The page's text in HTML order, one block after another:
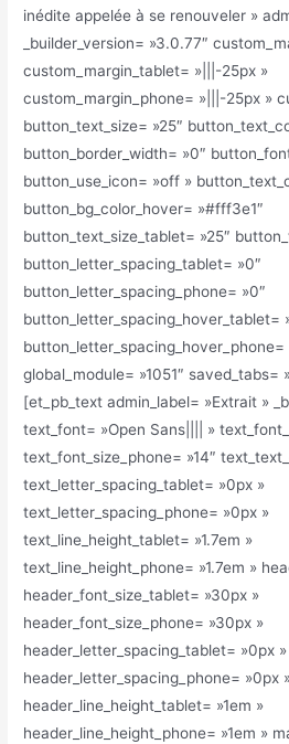
inédite appelée à se renouveler »
_builder_version= »3.0.77″
custom_margin_tablet= »|||-25px »
custom_margin_phone= »|||-25px »
button_text_size= »25″
button_border_width= »0″
button_use_icon= »off »
button_bg_color_hover= »#fff3e1″
button_text_size_tablet= »25″
button_letter_spacing_tablet= »0″
button_letter_spacing_phone= »0″
button_letter_spacing_hover_tablet=
button_letter_spacing_hover_phone=
global_module= »1051″ saved_tabs=
[et_pb_text admin_label= »Extrait »
text_font= »Open Sans|||| »
text_font_size_phone= »14″
text_letter_spacing_tablet= »0px »
text_letter_spacing_phone= »0px »
text_line_height_tablet= »1.7em »
text_line_height_phone= »1.7em »
header_font_size_tablet= »30px »
header_font_size_phone= »30px »
header_letter_spacing_tablet= »0px »
header_letter_spacing_phone= »0px
header_line_height_tablet= »1em »
header_line_height_phone= »1em »